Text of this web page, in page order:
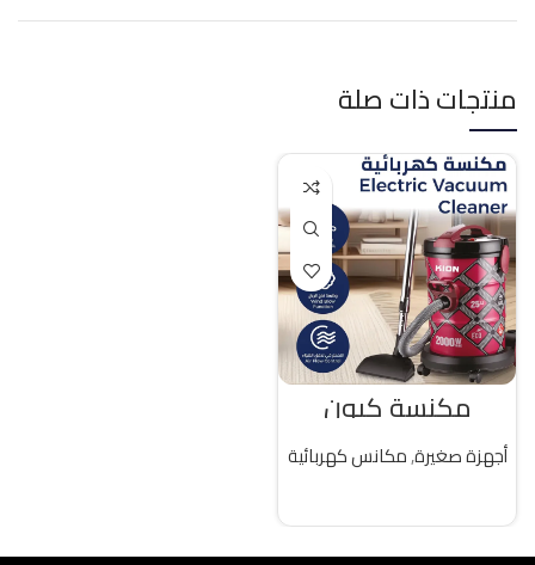
منتجات ذات صلة
مكنسة كيون
كهربائية 25 لتر 2000واط تركىأجهزة صغيرة,مكانس كهربائية